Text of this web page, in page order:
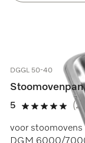
DGGL 50-40
5
5 sterren op 5
(2
voor